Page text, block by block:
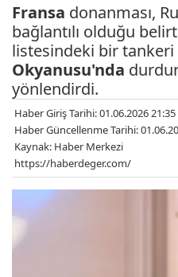
Fransa donanması,
bağlantılı olduğu
listesindeki bir tankeri
Okyanusu'nda
yönlendirdi.
Haber Giriş Tarihi: 01.06.2026 21:35
Haber Güncellenme Tarihi:
Kaynak: Haber Merkezi
https://haberdeger.com/